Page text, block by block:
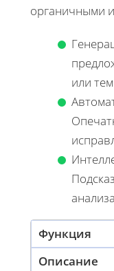
органичными
или
Функция
Описание